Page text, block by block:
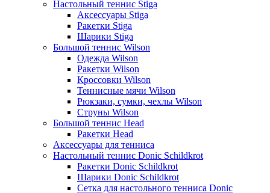
Настольный теннис Stiga
Аксессуары Stiga
Ракетки Stiga
Шарики Stiga
Большой теннис Wilson
Одежда Wilson
Ракетки Wilson
Кроссовки Wilson
Теннисные мячи Wilson
Рюкзаки, сумки, чехлы Wilson
Струны Wilson
Большой теннис Head
Ракетки Head
Аксессуары для тенниса
Настольный теннис Donic Schildkrot
Ракетки Donic Schildkrot
Шарики Donic Schildkrot
Сетка для настольного тенниса Donic